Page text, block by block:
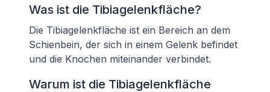
Was ist die Tibiagelenkfläche?
Die Tibiagelenkfläche ist ein Bereich an dem
Schienbein, der sich in einem Gelenk befindet
und die Knochen miteinander verbindet.
Warum ist die Tibiagelenkfläche